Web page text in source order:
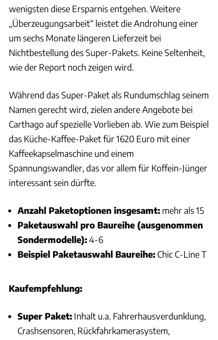
wenigsten diese Ersparnis entgehen. Weitere
„Überzeugungsarbeit“ leistet die Androhung einer
um sechs Monate längeren Lieferzeit bei
Nichtbestellung des Super-Pakets. Keine Seltenheit,
wie der Report noch zeigen wird.
Während das Super-Paket als Rundumschlag seinem
Namen gerecht wird, zielen andere Angebote bei
Carthago auf spezielle Vorlieben ab. Wie zum Beispiel
das Küche-Kaffee-Paket für 1620 Euro mit einer
Kaffeekapselmaschine und einem
Spannungswandler, das vor allem für Koffein-Jünger
interessant sein dürfte.
Anzahl Paketoptionen insgesamt: mehr als 15
Paketauswahl pro Baureihe (ausgenommen
Sondermodelle):4-6
Beispiel Paketauswahl Baureihe: Chic C-Line T
Kaufempfehlung:
Super Paket: Inhalt u.a. Fahrerhausverdunklung,
Crashsensoren, Rückfahrkamerasystem,